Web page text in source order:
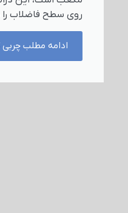
روی سطح فاضلاب را
ادامه مطلب چربی گیر